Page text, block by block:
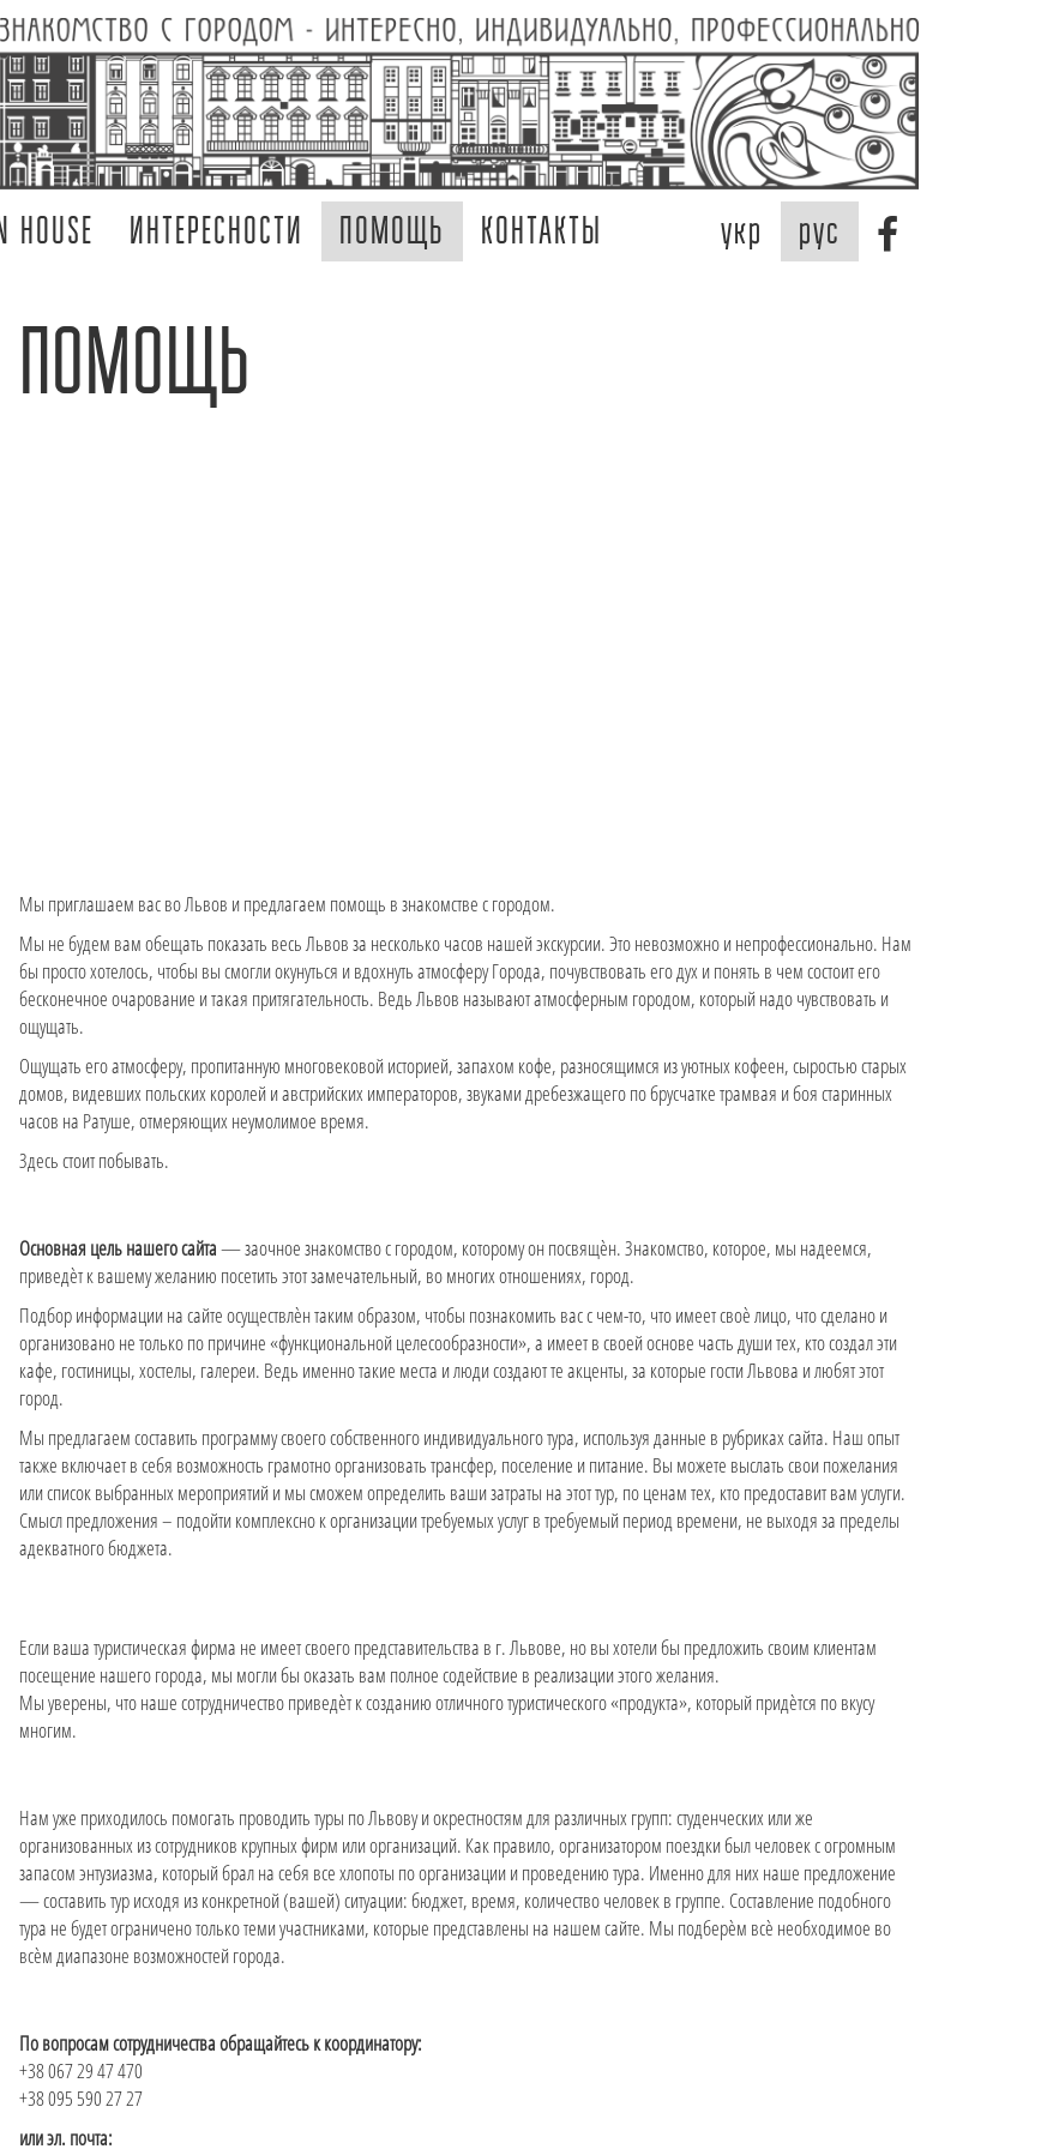
HOUSE ИНТЕРЕСНОСТИ ПОМОЩЬ КОНТАКТЫ рус
укр
ПОМОЩЬ
Мы приглашаем вас во Львов и предлагаем помощь в знакомстве с городом.
Мы не будем вам обещать показать весь Львов за несколько часов нашей экскурсии. Это невозможно и непрофессионально. Нам
бы просто хотелось, чтобы вы смогли окунуться и вдохнуть атмосферу Города, почувствовать его дух и понять в чем состоит его
бесконечное очарование и такая притягательность. Ведь Львов называют атмосферным городом, который надо чувствовать и
ощущать.
Ощущать его атмосферу, пропитанную многовековой историей, запахом кофе, разносящимся из уютных кофеен, сыростью старых
домов, видевших польских королей и австрийских императоров, звуками дребезжащего по брусчатке трамвая и боя старинных
часов на Ратуше, отмеряющих неумолимое время.
Здесь стоит побывать.
Основная цель нашего сайта— заочное знакомство с городом, которому он посвящѐн. Знакомство, которое, мы надеемся,
приведѐт к вашему желанию посетить этот замечательный, во многих отношениях, город.
Подбор информации на сайте осуществлѐн таким образом, чтобы познакомить вас с чем-то, что имеет своѐ лицо, что сделано и
организовано не только по причине «функциональной целесообразности», а имеет в своей основе часть души тех, кто создал эти
кафе, гостиницы, хостелы, галереи. Ведь именно такие места и люди создают те акценты, за которые гости Львова и любят этот
город.
Мы предлагаем составить программу своего собственного индивидуального тура, используя данные в рубриках сайта. Наш опыт
также включает в себя возможность грамотно организовать трансфер, поселение и питание. Вы можете выслать свои пожелания
или список выбранных мероприятий и мы сможем определить ваши затраты на этот тур, по ценам тех, кто предоставит вам услуги.
Смысл предложения – подойти комплексно к организации требуемых услуг в требуемый период времени, не выходя за пределы
адекватного бюджета.
Если ваша туристическая фирма не имеет своего представительства в г. Львове, но вы хотели бы предложить своим клиентам
посещение нашего города, мы могли бы оказать вам полное содействие в реализации этого желания.
Мы уверены, что наше сотрудничество приведѐт к созданию отличного туристического «продукта», который придѐтся по вкусу
многим.
Нам уже приходилось помогать проводить туры по Львову и окрестностям для различных групп: студенческих или же
организованных из сотрудников крупных фирм или организаций. Как правило, организатором поездки был человек с огромным
запасом энтузиазма, который брал на себя все хлопоты по организации и проведению тура. Именно для них наше предложение
— составить тур исходя из конкретной (вашей) ситуации: бюджет, время, количество человек в группе. Составление подобного
тура не будет ограничено только теми участниками, которые представлены на нашем сайте. Мы подберѐм всѐ необходимое во
всѐм диапазоне возможностей города.
По вопросам сотрудничества обращайтесь к координатору:
+38 067 29 47 470
+38 095 590 27 27
или эл. почта: